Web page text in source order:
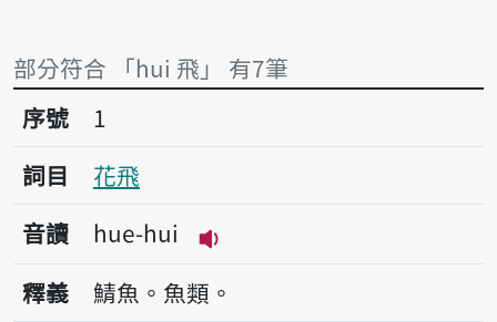
部分符合 「hui 飛」 有7筆
序號1花飛
序號
1
詞目
花飛
音讀
hue-hui
播放音讀hue-hui
釋義
鯖魚。魚類。